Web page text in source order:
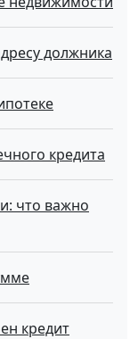
должника
кредита
что важно
кредит